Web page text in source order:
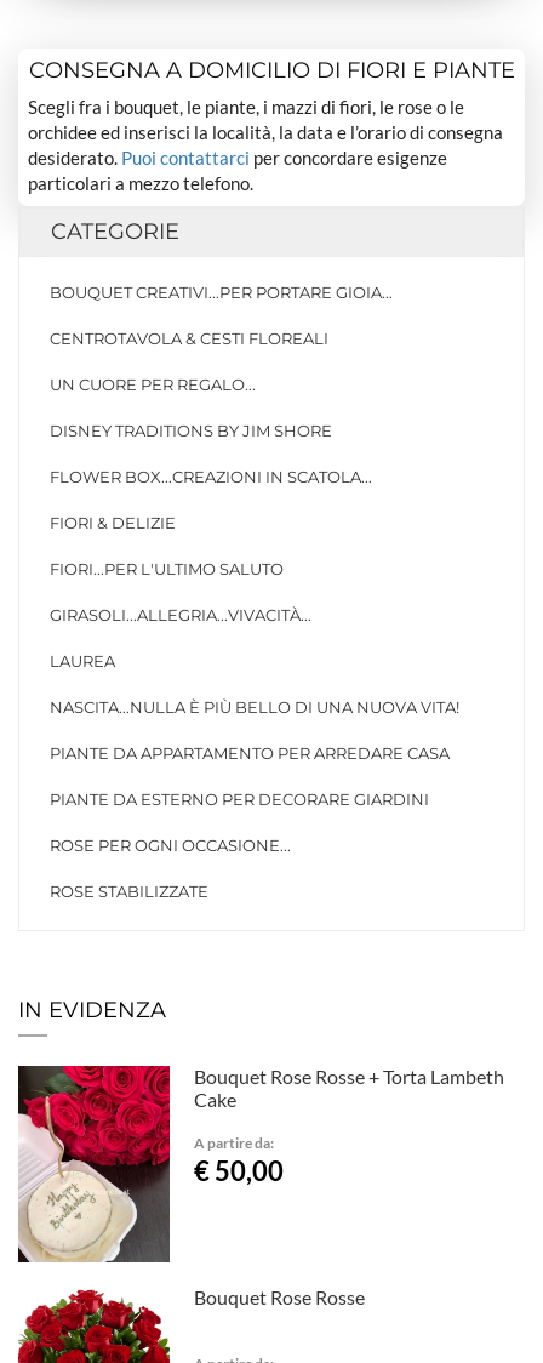
CONSEGNA A DOMICILIO DI FIORI E PIANTE
Scegli fra i bouquet, le piante, i mazzi di fiori, le rose o le
orchidee ed inserisci la località, la data e l’orario di consegna
desiderato. Puoi contattarci per concordare esigenze
particolari a mezzo telefono.
CATEGORIE
BOUQUET CREATIVI...PER PORTARE GIOIA...
CENTROTAVOLA & CESTI FLOREALI
UN CUORE PER REGALO...
DISNEY TRADITIONS BY JIM SHORE
FLOWER BOX...CREAZIONI IN SCATOLA...
FIORI & DELIZIE
FIORI...PER L'ULTIMO SALUTO
GIRASOLI...ALLEGRIA...VIVACITÀ...
LAUREA
NASCITA...NULLA È PIÙ BELLO DI UNA NUOVA VITA!
PIANTE DA APPARTAMENTO PER ARREDARE CASA
PIANTE DA ESTERNO PER DECORARE GIARDINI
ROSE PER OGNI OCCASIONE...
ROSE STABILIZZATE
IN EVIDENZA
Bouquet Rose Rosse + Torta Lambeth
Cake
A partire da:
€ 50,00
Bouquet Rose Rosse